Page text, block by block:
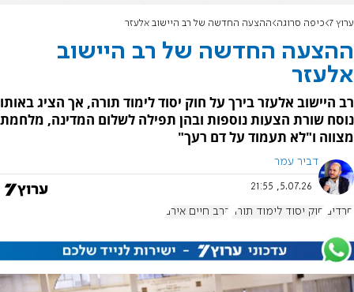
ערוץ 7 כיפה סרוגה ההצעה החדשה של רב היישוב אלעזר
ההצעה החדשה של רב היישוב
אלעזר
רב היישוב אלעזר בירך על חוק יסוד לימוד תורה, אך הציג באותו
נוסח שורת הצעות נוספות ובהן תפילה לשלום המדינה, מלחמת
מצווה ו"לא תעמוד על דם רעך"
דביר עמר
5.07.26, 21:55
חרדים חוק יסוד לימוד תורה הרב חיים אירם